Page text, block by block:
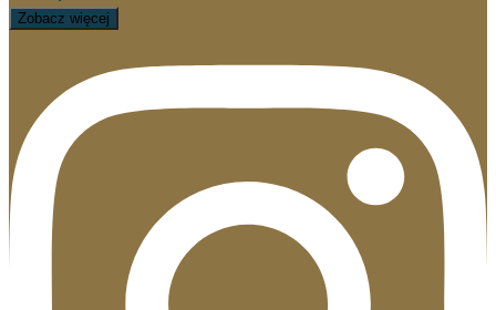
Zobacz więcej